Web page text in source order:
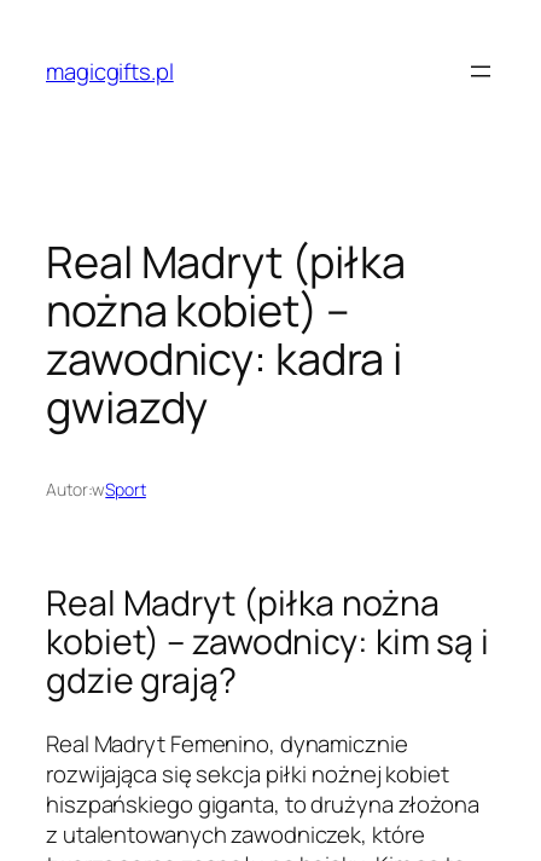
treścimagicgifts.pl
Real Madryt (piłka
nożna kobiet) –
zawodnicy: kadra i
gwiazdy
Autor:wSport
Real Madryt (piłka nożna
kobiet) – zawodnicy: kim są i
gdzie grają?
Real Madryt Femenino, dynamicznie
rozwijająca się sekcja piłki nożnej kobiet
hiszpańskiego giganta, to drużyna złożona
z utalentowanych zawodniczek, które